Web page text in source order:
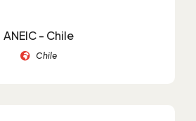
ANEIC - Chile
Chile